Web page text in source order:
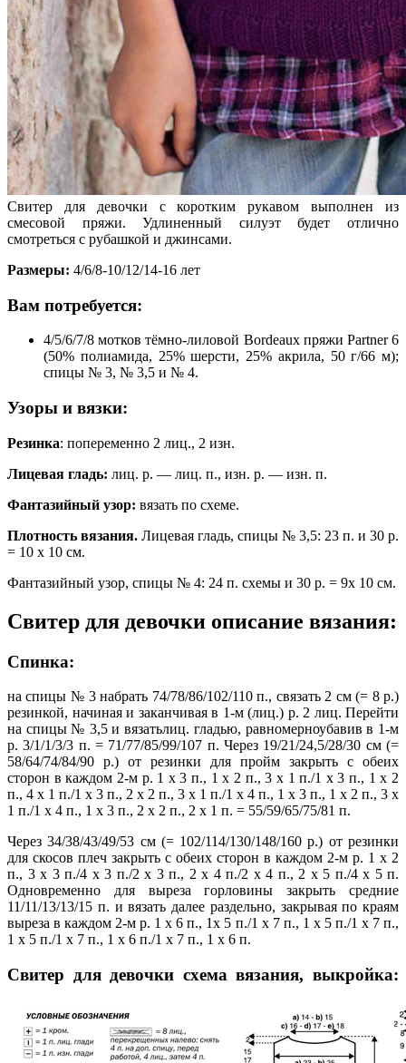
Свитер для девочки с коротким рукавом выполнен из
смесовой пряжи. Удлиненный силуэт будет отлично
смотреться с рубашкой и джинсами.
Размеры: 4/6/8-10/12/14-16 лет
Вам потребуется:
4/5/6/7/8 мотков тёмно-лиловой Bordeaux пряжи Partner 6
(50% полиамида, 25% шерсти, 25% акрила, 50 г/66 м);
спицы № 3, № 3,5 и № 4.
Узоры и вязки:
Резинка: попеременно 2 лиц., 2 изн.
Лицевая гладь: лиц. р. — лиц. п., изн. р. — изн. п.
Фантазийный узор: вязать по схеме.
Плотность вязания. Лицевая гладь, спицы № 3,5: 23 п. и 30 р.
= 10 х 10 см.
Фантазийный узор, спицы № 4: 24 п. схемы и 30 р. = 9х 10 см.
Свитер для девочки описание вязания:
Спинка:
на спицы № 3 набрать 74/78/86/102/110 п., связать 2 см (= 8 р.)
резинкой, начиная и заканчивая в 1-м (лиц.) р. 2 лиц. Перейти
на спицы № 3,5 и вязатьлиц. гладью, равномерноубавив в 1-м
p. 3/1/1/3/3 п. = 71/77/85/99/107 п. Через 19/21/24,5/28/30 см (=
58/64/74/84/90 р.) от резинки для пройм закрыть с обеих
сторон в каждом 2-м р. 1 х 3 п., 1 х 2 п., 3 х 1 п./1 х 3 п., 1 х 2
п., 4 х 1 п./1 х 3 п., 2 х 2 п., 3 х 1 п./1 х 4 п., 1 х 3 п., 1 х 2 п., 3 х
1 п./1 х 4 п., 1 х 3 п., 2 х 2 п., 2 х 1 п. = 55/59/65/75/81 п.
Через 34/38/43/49/53 см (= 102/114/130/148/160 р.) от резинки
для скосов плеч закрыть с обеих сторон в каждом 2-м р. 1 х 2
п., 3 х 3 п./4 х 3 п./2 х 3 п., 2 х 4 п./2 х 4 п., 2 х 5 п./4 х 5 п.
Одновременно для выреза горловины закрыть средние
11/11/13/13/15 п. и вязать далее раздельно, закрывая по краям
выреза в каждом 2-м р. 1 х 6 п., 1х 5 п./1 х 7 п., 1 х 5 п./1 х 7 п.,
1 х 5 п./1 х 7 п., 1 х 6 п./1 х 7 п., 1 х 6 п.
Свитер для девочки схема вязания, выкройка: